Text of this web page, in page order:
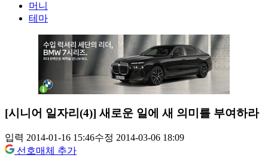
머니
테마
[시니어 일자리(4)] 새로운 일에 새 의미를 부여하라
입력 2014-01-16 15:46수정 2014-03-06 18:09
선호매체 추가